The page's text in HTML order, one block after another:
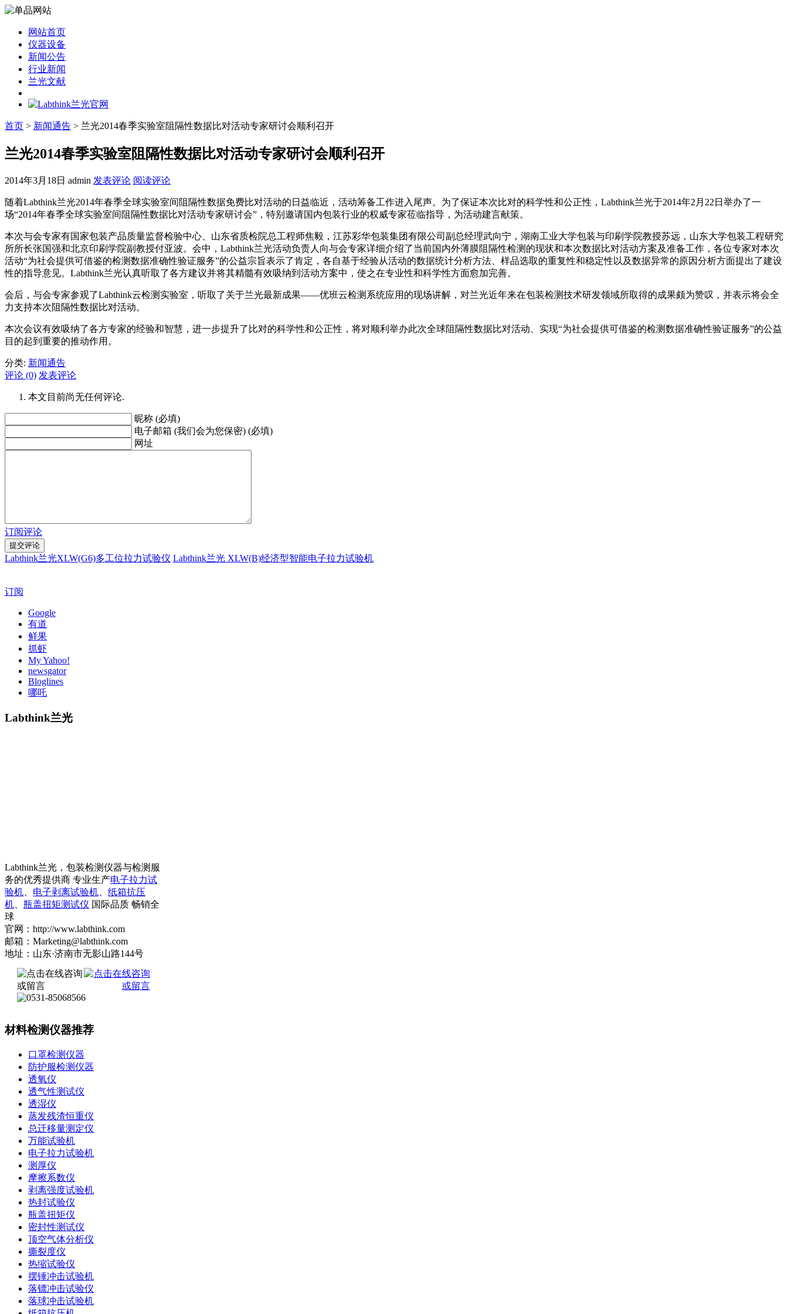
网站首页
仪器设备
新闻公告
行业新闻
兰光文献
首页 > 新闻通告 > 兰光2014春季实验室阻隔性数据比对活动专家研讨会顺利召开
兰光2014春季实验室阻隔性数据比对活动专家研讨会顺利召开
2014年3月18日 admin 发表评论 阅读评论
随着Labthink兰光2014年春季全球实验室间阻隔性数据免费比对活动的日益临近，活动筹备工作进入尾声。为了保证本次比对的科学性和公正性，Labthink兰光于2014年2月22日举办了一
场“2014年春季全球实验室间阻隔性数据比对活动专家研讨会”，特别邀请国内包装行业的权威专家莅临指导，为活动建言献策。
本次与会专家有国家包装产品质量监督检验中心、山东省质检院总工程师焦毅，江苏彩华包装集团有限公司副总经理武向宁，湖南工业大学包装与印刷学院教授苏远，山东大学包装工程研究
所所长张国强和北京印刷学院副教授付亚波。会中，Labthink兰光活动负责人向与会专家详细介绍了当前国内外薄膜阻隔性检测的现状和本次数据比对活动方案及准备工作，各位专家对本次
活动“为社会提供可借鉴的检测数据准确性验证服务”的公益宗旨表示了肯定，各自基于经验从活动的数据统计分析方法、样品选取的重复性和稳定性以及数据异常的原因分析方面提出了建设
性的指导意见。Labthink兰光认真听取了各方建议并将其精髓有效吸纳到活动方案中，使之在专业性和科学性方面愈加完善。
会后，与会专家参观了Labthink云检测实验室，听取了关于兰光最新成果——优班云检测系统应用的现场讲解，对兰光近年来在包装检测技术研发领域所取得的成果颇为赞叹，并表示将会全
力支持本次阻隔性数据比对活动。
本次会议有效吸纳了各方专家的经验和智慧，进一步提升了比对的科学性和公正性，将对顺利举办此次全球阻隔性数据比对活动、实现“为社会提供可借鉴的检测数据准确性验证服务”的公益
目的起到重要的推动作用。
分类: 新闻通告
评论 (0) 发表评论
本文目前尚无任何评论.
昵称 (必填)
电子邮箱 (我们会为您保密) (必填)
网址
订阅评论
Labthink兰光XLW(G6)多工位拉力试验仪 Labthink兰光 XLW(B)经济型智能电子拉力试验机
订阅
Google
有道
鲜果
抓虾
My Yahoo!
newsgator
Bloglines
哪吒
Labthink兰光
Labthink兰光，包装检测仪器与检测服
务的优秀提供商 专业生产电子拉力试
验机
电子剥离试验机
纸箱抗压
机
瓶盖扭矩测试仪 国际品质 畅销全
球
官网：http://www.labthink.com
邮箱：Marketing@labthink.com
地址：山东·济南市无影山路144号
材料检测仪器推荐
口罩检测仪器
防护服检测仪器
透氧仪
透气性测试仪
透湿仪
蒸发残渣恒重仪
总迁移量测定仪
万能试验机
电子拉力试验机
测厚仪
摩擦系数仪
剥离强度试验机
热封试验仪
瓶盖扭矩仪
密封性测试仪
顶空气体分析仪
撕裂度仪
热缩试验仪
摆锤冲击试验机
落镖冲击试验仪
落球冲击试验机